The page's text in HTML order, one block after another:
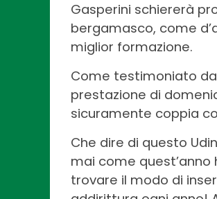
Gasperini schiererà
bergamasco, come
miglior formazione.
Come testimoniato
prestazione di
sicuramente coppia
Che dire di questo
mai come
trovare il modo di